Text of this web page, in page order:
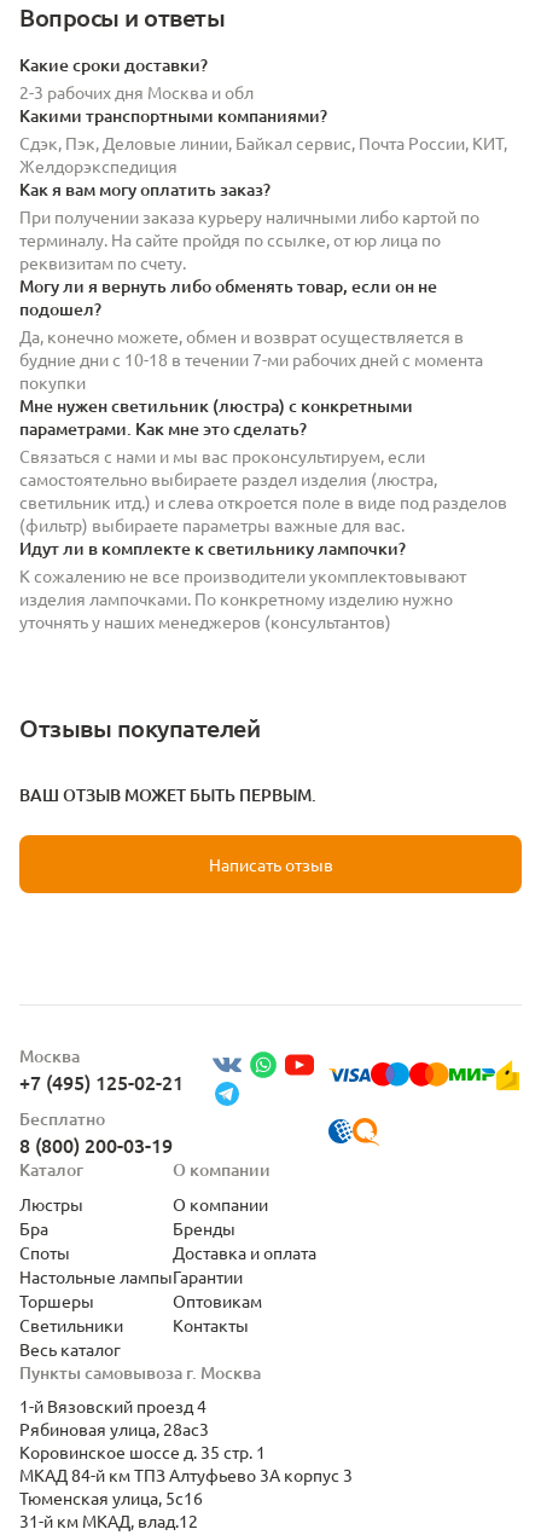
Вопросы и ответы
Какие сроки доставки?
2-3 рабочих дня Москва и обл
Какими транспортными компаниями?
Сдэк, Пэк, Деловые линии, Байкал сервис, Почта России, КИТ,
Желдорэкспедиция
Как я вам могу оплатить заказ?
При получении заказа курьеру наличными либо картой по
терминалу. На сайте пройдя по ссылке, от юр лица по
реквизитам по счету.
Могу ли я вернуть либо обменять товар, если он не
подошел?
Да, конечно можете, обмен и возврат осуществляется в
будние дни с 10-18 в течении 7-ми рабочих дней с момента
покупки
Мне нужен светильник (люстра) с конкретными
параметрами. Как мне это сделать?
Связаться с нами и мы вас проконсультируем, если
самостоятельно выбираете раздел изделия (люстра,
светильник итд.) и слева откроется поле в виде под разделов
(фильтр) выбираете параметры важные для вас.
Идут ли в комплекте к светильнику лампочки?
К сожалению не все производители укомплектовывают
изделия лампочками. По конкретному изделию нужно
уточнять у наших менеджеров (консультантов)
Отзывы покупателей
ВАШ ОТЗЫВ МОЖЕТ БЫТЬ ПЕРВЫМ.
Написать отзыв
Москва
+7 (495) 125-02-21
Бесплатно
8 (800) 200-03-19
Пункты самовывоза г. Москва
1-й Вязовский проезд 4
Рябиновая улица, 28ас3
Коровинское шоссе д. 35 стр. 1
МКАД 84-й км ТПЗ Алтуфьево 3А корпус 3
Тюменская улица, 5с16
31-й км МКАД, влад.12
Каталог
Люстры
Бра
Споты
Настольные лампы
Торшеры
Светильники
Весь каталог
О компании
О компании
Бренды
Доставка и оплата
Гарантии
Оптовикам
Контакты